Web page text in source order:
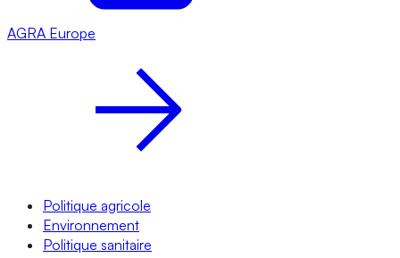
AGRA Europe
Politique agricole
Environnement
Politique sanitaire